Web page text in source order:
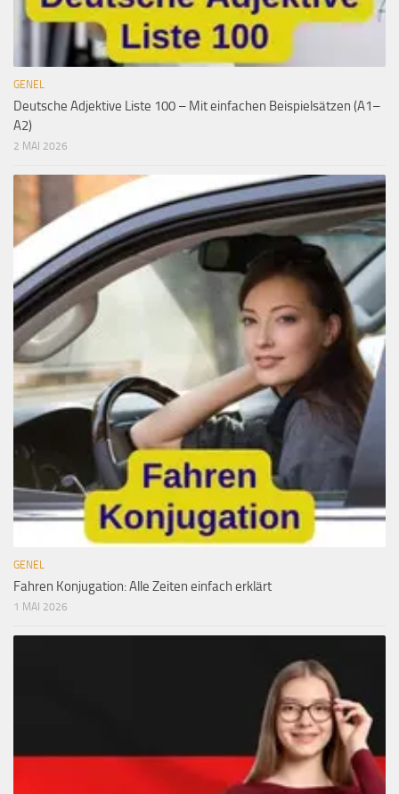
GENEL
Deutsche Adjektive Liste 100 – Mit einfachen Beispielsätzen (A1–
A2)
2 MAI 2026
GENEL
Fahren Konjugation: Alle Zeiten einfach erklärt
1 MAI 2026